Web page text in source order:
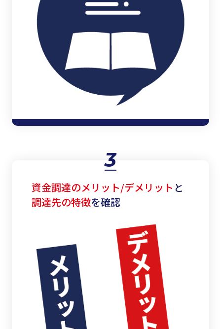
資金調達のメリット/デメリット と
調達先の特徴を確認
3